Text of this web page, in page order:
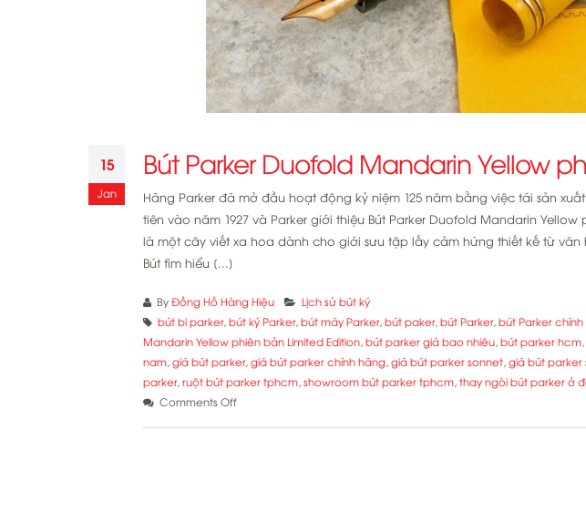
15
Jan
Bút Parker Duofold Mandarin Yellow
Hãng Parker đã mở đầu hoạt động kỷ niệm 125 năm bằng việc tái sản
tiên vào năm 1927 và Parker giới thiệu Bút Parker Duofold Mandarin
là một cây viết xa hoa dành cho giới sưu tập lấy cảm hứng thiết kế từ
Bút tìm hiểu [...]
By Đồng Hồ Hàng Hiệu
Lịch sử bút ký
bút bi parker, bút ký Parker, bút máy Parker, bút paker, bút Parker, bút Parker
Mandarin Yellow phiên bản Limited Edition bút parker giá bao nhiêu bút parker hcm
nam giá bút parker, giá bút parker chính hãng giá bút parker sonnet giá bút parker
parker, ruột bút parker tphcm showroom bút parker tphcm thay ngòi bút parker ở
Comments Offon